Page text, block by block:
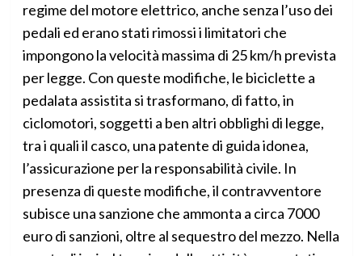
regime del motore elettrico, anche senza l’uso dei
pedali ed erano stati rimossi i limitatori che
impongono la velocità massima di 25 km/h prevista
per legge. Con queste modifiche, le biciclette a
pedalata assistita si trasformano, di fatto, in
ciclomotori, soggetti a ben altri obblighi di legge,
tra i quali il casco, una patente di guida idonea,
l’assicurazione per la responsabilità civile. In
presenza di queste modifiche, il contravventore
subisce una sanzione che ammonta a circa 7000
euro di sanzioni, oltre al sequestro del mezzo. Nella